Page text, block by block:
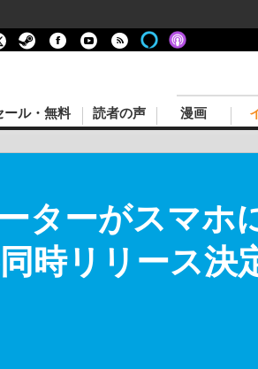
ール・無料 読者の声 漫画
ターがスマホ
時リリース決